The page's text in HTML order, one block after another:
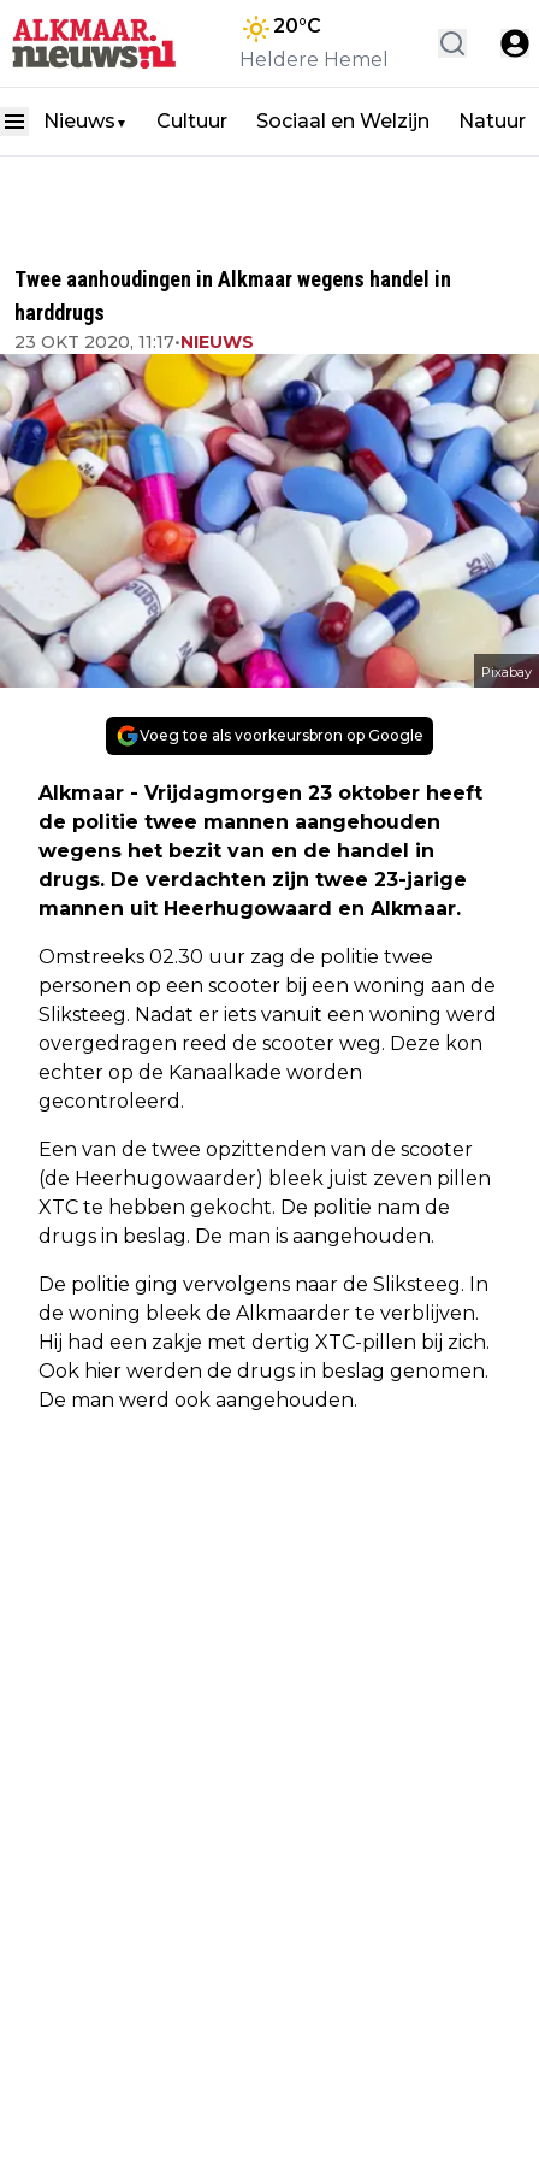
20°C
Heldere Hemel
Nieuws ▼ Cultuur Sociaal en Welzijn Natuur
Twee aanhoudingen in Alkmaar wegens handel in
harddrugs
23 OKT 2020, 11:17•NIEUWS
Pixabay
Voeg toe als voorkeursbron op Google
Alkmaar - Vrijdagmorgen 23 oktober heeft
de politie twee mannen aangehouden
wegens het bezit van en de handel in
drugs. De verdachten zijn twee 23-jarige
mannen uit Heerhugowaard en Alkmaar.
Omstreeks 02.30 uur zag de politie twee
personen op een scooter bij een woning aan de
Sliksteeg. Nadat er iets vanuit een woning werd
overgedragen reed de scooter weg. Deze kon
echter op de Kanaalkade worden
gecontroleerd.
Een van de twee opzittenden van de scooter
(de Heerhugowaarder) bleek juist zeven pillen
XTC te hebben gekocht. De politie nam de
drugs in beslag. De man is aangehouden.
De politie ging vervolgens naar de Sliksteeg. In
de woning bleek de Alkmaarder te verblijven.
Hij had een zakje met dertig XTC-pillen bij zich.
Ook hier werden de drugs in beslag genomen.
De man werd ook aangehouden.